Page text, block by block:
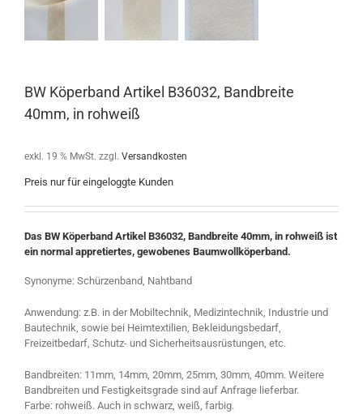
BW Köperband Artikel B36032, Bandbreite
40mm, in rohweiß
exkl. 19 % MwSt. zzgl. Versandkosten
Preis nur für eingeloggte Kunden
Das BW Köperband Artikel B36032, Bandbreite 40mm, in rohweiß ist
ein normal appretiertes, gewobenes Baumwollköperband.
Synonyme: Schürzenband, Nahtband
Anwendung: z.B. in der Mobiltechnik, Medizintechnik, Industrie und
Bautechnik, sowie bei Heimtextilien, Bekleidungsbedarf,
Freizeitbedarf, Schutz- und Sicherheitsausrüstungen, etc.
Bandbreiten: 11mm, 14mm, 20mm, 25mm, 30mm, 40mm. Weitere
Bandbreiten und Festigkeitsgrade sind auf Anfrage lieferbar.
Farbe: rohweiß. Auch in schwarz, weiß, farbig.